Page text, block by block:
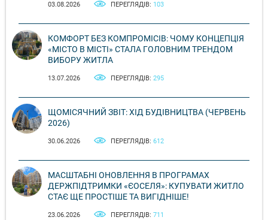
03.08.2026 ПЕРЕГЛЯДІВ: 103
КОМФОРТ БЕЗ КОМПРОМІСІВ: ЧОМУ КОНЦЕПЦІЯ
«МІСТО В МІСТІ» СТАЛА ГОЛОВНИМ ТРЕНДОМ
ВИБОРУ ЖИТЛА
13.07.2026 ПЕРЕГЛЯДІВ: 295
ЩОМІСЯЧНИЙ ЗВІТ: ХІД БУДІВНИЦТВА (ЧЕРВЕНЬ
2026)
30.06.2026 ПЕРЕГЛЯДІВ: 612
МАСШТАБНІ ОНОВЛЕННЯ В ПРОГРАМАХ
ДЕРЖПІДТРИМКИ «ЄОСЕЛЯ»: КУПУВАТИ ЖИТЛО
СТАЄ ЩЕ ПРОСТІШЕ ТА ВИГІДНІШЕ!
23.06.2026 ПЕРЕГЛЯДІВ: 711